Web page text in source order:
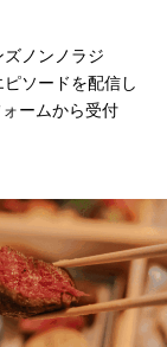
ノンノラジ
ソードを配信し
ームから受付